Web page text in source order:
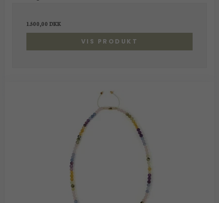
1.500,00 DKK
VIS PRODUKT